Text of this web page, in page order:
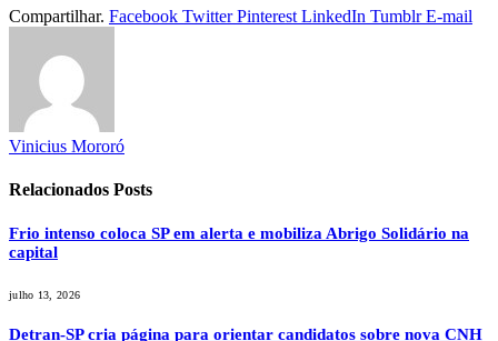
Compartilhar. Facebook Twitter Pinterest LinkedIn Tumblr E-mail
Vinicius Mororó
Relacionados Posts
Frio intenso coloca SP em alerta e mobiliza Abrigo Solidário na
capital
julho 13, 2026
Detran-SP cria página para orientar candidatos sobre nova CNH